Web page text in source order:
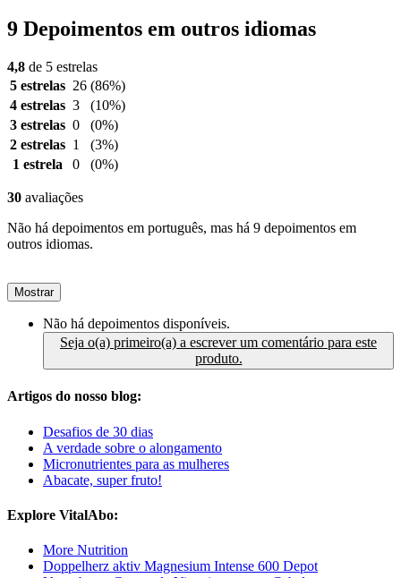
9 Depoimentos em outros idiomas
4,8 de 5 estrelas
5 estrelas 26 (86%)
4 estrelas 3
(10%)
3 estrelas 0
(0%)
2 estrelas 1
(3%)
1 estrela
0 (0%)
30 avaliações
Não há depoimentos em português, mas há 9 depoimentos em
outros idiomas.
Mostrar
Não há depoimentos disponíveis.
Seja o(a) primeiro(a) a escrever um comentário para este
produto.
Artigos do nosso blog:
Desafios de 30 dias
A verdade sobre o alongamento
Micronutrientes para as mulheres
Abacate, super fruto!
Explore VitalAbo:
More Nutrition
Doppelherz aktiv Magnesium Intense 600 Depot